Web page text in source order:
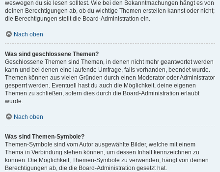
weswegen du sie lesen solltest. Wie bei den Bekanntmachungen hängt es von
deinen Berechtigungen ab, ob du wichtige Themen erstellen kannst oder nicht;
die Berechtigungen stellt die Board-Administration ein.
Nach oben
Was sind geschlossene Themen?
Geschlossene Themen sind Themen, in denen nicht mehr geantwortet werden
kann und bei denen eine laufende Umfrage, falls vorhanden, beendet wurde.
Themen können aus vielen Gründen durch einen Moderator oder Administrator
gesperrt werden. Eventuell hast du auch die Möglichkeit, deine eigenen
Themen zu schließen, sofern dies durch die Board-Administration erlaubt
wurde.
Nach oben
Was sind Themen-Symbole?
Themen-Symbole sind vom Autor ausgewählte Bilder, welche mit einem
Thema in Verbindung stehen können, um dessen Inhalt kennzeichnen zu
können. Die Möglichkeit, Themen-Symbole zu verwenden, hängt von deinen
Berechtigungen ab, die die Board-Administration gesetzt hat.